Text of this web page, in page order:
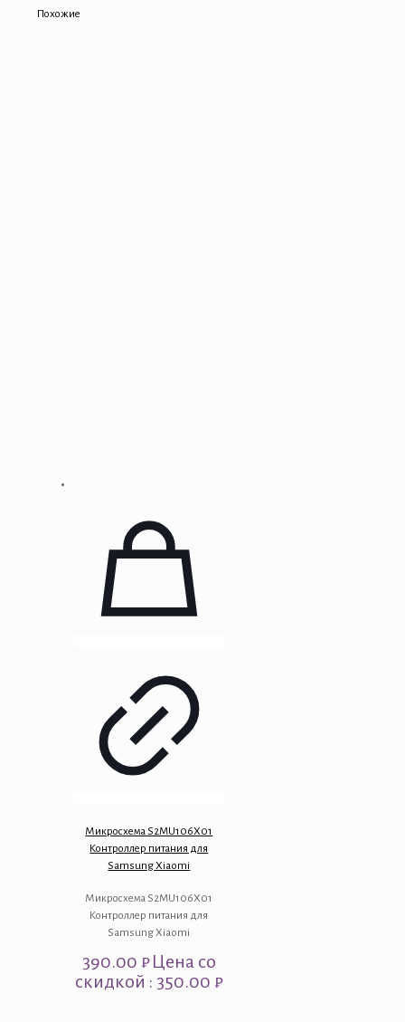
Похожие
Микросхема S2MU106X01
Контроллер питания для
Samsung Xiaomi
Микросхема S2MU106X01
Контроллер питания для
Samsung Xiaomi
390.00 ₽Цена со
скидкой : 350.00 ₽